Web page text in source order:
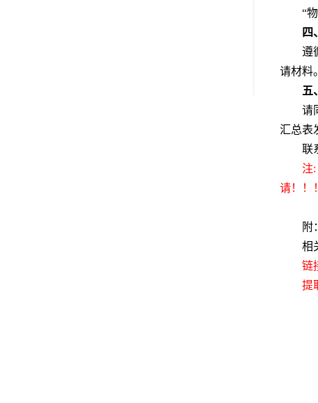
“
四
遵
请材料。
五
请
汇总表
联
注
请！！！
附：
相
链
提